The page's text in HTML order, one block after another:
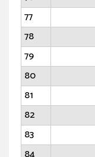
77
78
79
80
81
82
83